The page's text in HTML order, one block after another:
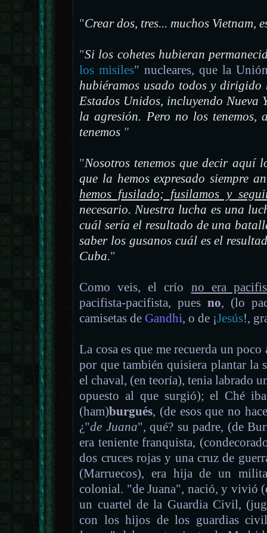
"Crear dos, tres... muchos Vietnam,
"Si los cohetes hubieran
los misiles" nucleares, que la
hubiéramos usado todos y
Estados Unidos, incluyendo Nueva
la agresión. Pero no los tenemos,
tenemos "
"Nosotros tenemos que decir aquí
que la hemos expresado siempre
hemos fusilado; fusilamos y
necesario. Nuestra lucha es una
cuál sería el resultado de una
saber los gusanos cuál es el
Cuba."
Como veis, el crío no era
pacifista-pacifista, puesno, (lo
camisetas deGandhi, o de ¡Jesús!,
La cosa es que me recuerda un poco
por que también quisiera plantar la
el chaval, (en teoría), tenia labrado
opuesto al que surgió); el Ché
(ham)burgués, (de esos que no
¿"de Juana", qué? su padre, (de
era teniente franquista,
dos cruces rojas y una cruz de
(Marruecos), era hija de un
colonial. "de Juana", nació, y vivió
un cuartel de la Guardia Civil,
con los hijos de los guardias